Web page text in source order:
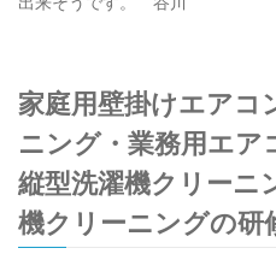
家庭用壁掛けエアコ
ニング・業務用エア
縦型洗濯機クリーニ
機クリーニングの研